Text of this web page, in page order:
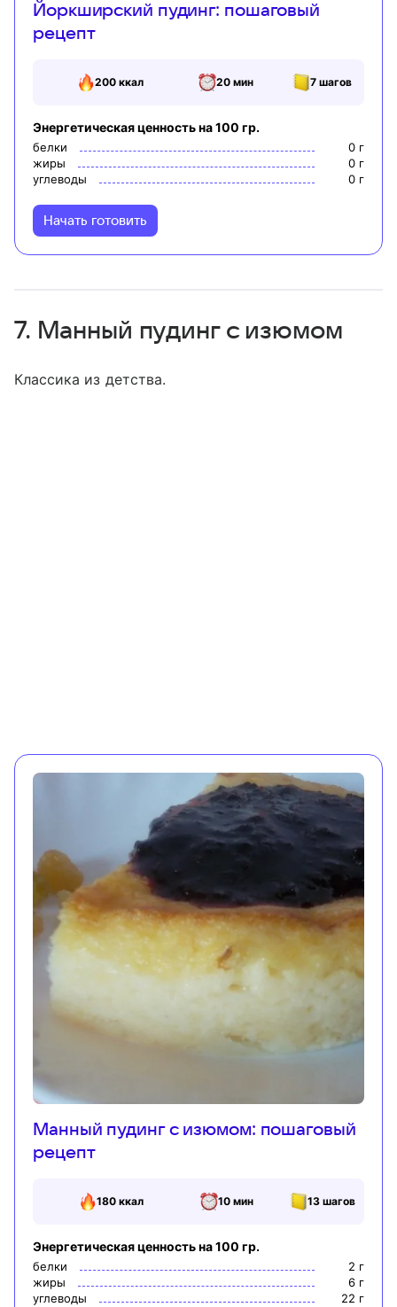
Йоркширский пудинг: пошаговый
рецепт
200ккал 20 мин 7 шагов
Энергетическая ценность на 100 гр.
белки 0 г
жиры
0 г
углеводы
0 г
Начать готовить
7. Манный пудинг с изюмом
Классика из детства.
Манный пудинг с изюмом: пошаговый
рецепт
180ккал 10 мин 13 шагов
Энергетическая ценность на 100 гр.
белки 2 г
жиры
6 г
углеводы
22 г